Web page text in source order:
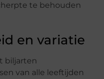
te behouden
en variatie
biljarten
van alle leeftijden